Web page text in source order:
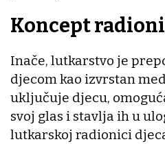
Koncept
Inače, lutkarstvo je
djecom kao izvrstan
uključuje djecu,
svoj glas i stavlja ih u
lutkarskoj radionici